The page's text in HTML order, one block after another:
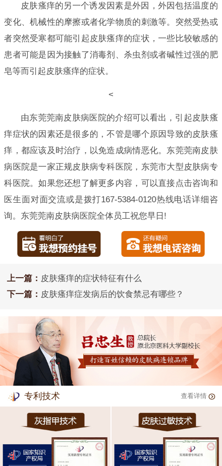
皮肤瘙痒的另一个诱发因素是外因，外因包括温度的
变化、机械性的摩擦或者化学物质的刺激等。突然受热或
者突然受寒都可能引起皮肤瘙痒的症状，一些比较敏感的
患者可能是因为接触了消毒剂、杀虫剂或者碱性过强的肥
皂等而引起皮肤瘙痒的症状。
<
由东莞莞南皮肤病医院的介绍可以看出，引起皮肤瘙
痒症状的因素还是很多的，不管是哪个原因导致的皮肤瘙
痒，都应该及时治疗，以免造成病情恶化。东莞莞南皮肤
病医院是一家正规皮肤病专科医院，东莞市大型皮肤病专
科医院。如果您还想了解更多内容，可以直接点击咨询和
医生面对面交流或是拨打167-5384-0120热线电话详细咨
询。东莞莞南皮肤病医院全体员工祝您早日!
上一篇： 皮肤瘙痒的症状特征有什么
下一篇： 皮肤瘙痒症发病后的饮食禁忌有哪些？
专利技术 查看详情